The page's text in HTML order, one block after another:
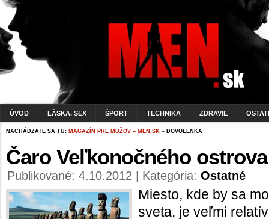
ÚVOD LÁSKA, SEX ŠPORT TECHNIKA ZDRAVIE
NACHÁDZATE SA TU: MAGAZÍN PRE MUŽOV – MEN.SK » DOVOLENKA
Čaro Veľkonočného ostrova
Publikované: 4.10.2012 | Kategória: Ostatné
Miesto, kde by sa
sveta, je veľmi